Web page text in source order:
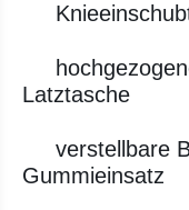
Latztasche
verstellbare
Gummieinsatz